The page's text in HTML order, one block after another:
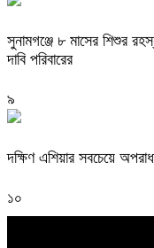
সুনামগঞ্জে ৮ মাসের শিশুর
দাবি পরিবারের
৯
দক্ষিণ এশিয়ার সবচেয়ে
১০